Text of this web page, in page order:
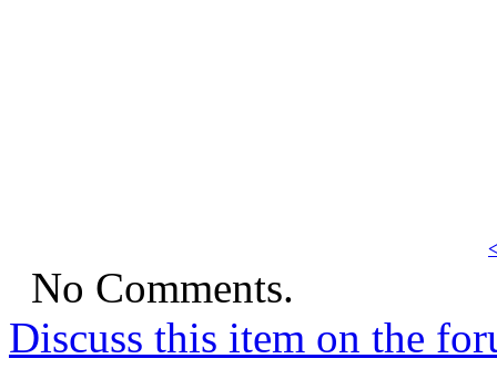
No Comments.
Discuss this item on the